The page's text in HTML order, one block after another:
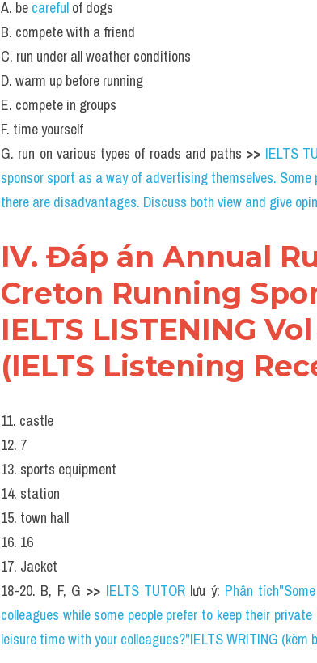
Questions 11-17
Complete the notes below.
Write NO MORE THAN TWO WORDS AND/OR A NUMBER
Annual Running Competition
Creton Running Sports Club
Starting point: at the 11 ............... this year
Distance: 12 ...............
Prize: 13 ............... for the winner
Finishing point: at the 14 ...............